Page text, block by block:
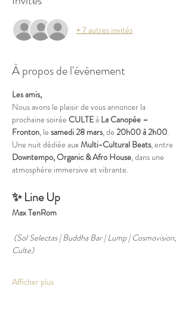
+ 7 autres invités
À propos de l'événement
Les amis,
Nous avons le plaisir de vous annoncer la
prochaine soirée CULTE à La Canopée –
Fronton, le samedi 28 mars, de 20h00 à 2h00.
Une nuit dédiée aux Multi-Cultural Beats, entre
Downtempo, Organic & Afro House, dans une
atmosphère immersive et vibrante.
✨ Line Up
Max TenRom
(Sol Selectas | Buddha Bar | Lump | Cosmovision,
Culte)
Afficher plus